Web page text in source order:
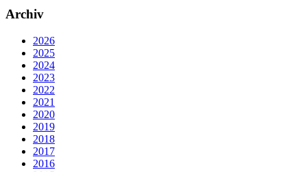
Archiv
2026
2025
2024
2023
2022
2021
2020
2019
2018
2017
2016